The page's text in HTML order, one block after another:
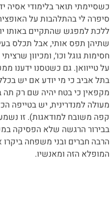
כשסיימתי תואר בלימודי אסיה
סיפרה לי בהתלהבות על
ללכת למפגש שהתקיים באותו
שתיהן תפס אותי, אבל תכלס
חסימות גוגל וכו׳, ומכיוון
על טייוואן. גם כשטסנו ידענו
בתל אביב כי מי יודע אם יש
מקפאין כי בטח יהיה שם רק תה
מעולה למנדרינית, יש בטייפה
קפה משובח למודאגות). זו
בבירור הרגשה שלא הפסיקה
הרבה חברים ובני משפחה
המופלא הזה ומאנשיו.